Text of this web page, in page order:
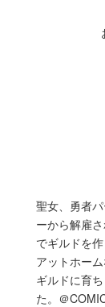
聖女、勇者
ーから解雇
でギルドを
アットホー
ギルドに育
た。＠